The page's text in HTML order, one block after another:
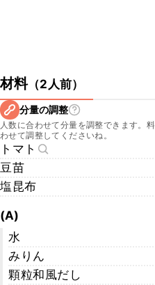
材料（2人前）
分量の調整
人数に合わせて分量を調整できます。
わせて調整してくださいね。
トマト
豆苗
塩昆布
(A)
水
みりん
顆粒和風だし